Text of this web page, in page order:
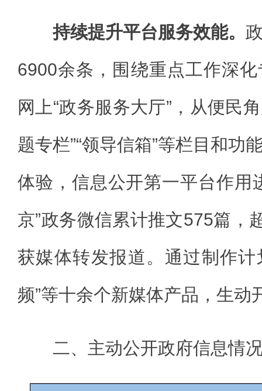
持续提升平台服务效能。
6900余条，围绕重点工作深
网上“政务服务大厅”，从便民
题专栏”“领导信箱”等栏目和功
体验，信息公开第一平台作用
京”政务微信累计推文575篇，
获媒体转发报道。通过制作计
频”等十余个新媒体产品，生动
二、主动公开政府信息情